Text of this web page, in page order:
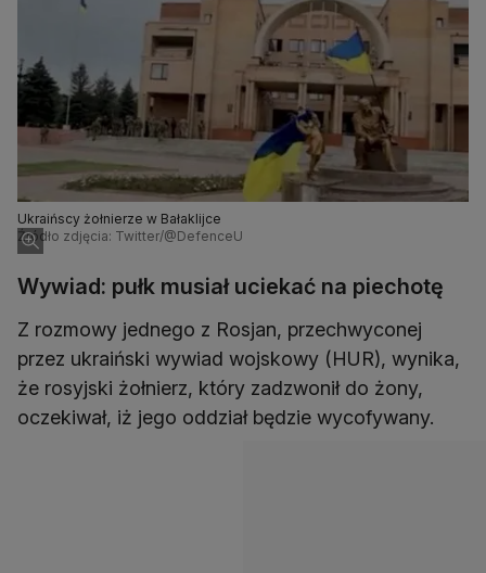
Ukraińscy żołnierze w Bałaklijce
Źródło zdjęcia: Twitter/@DefenceU
Wywiad: pułk musiał uciekać na piechotę
Z rozmowy jednego z Rosjan, przechwyconej
przez ukraiński wywiad wojskowy (HUR), wynika,
że rosyjski żołnierz, który zadzwonił do żony,
oczekiwał, iż jego oddział będzie wycofywany.